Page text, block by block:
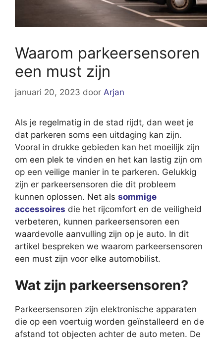
Waarom parkeersensoren
een must zijn
januari 20, 2023 door Arjan
Als je regelmatig in de stad rijdt, dan weet je
dat parkeren soms een uitdaging kan zijn.
Vooral in drukke gebieden kan het moeilijk zijn
om een plek te vinden en het kan lastig zijn om
op een veilige manier in te parkeren. Gelukkig
zijn er parkeersensoren die dit probleem
kunnen oplossen. Net als sommige
accessoires die het rijcomfort en de veiligheid
verbeteren, kunnen parkeersensoren een
waardevolle aanvulling zijn op je auto. In dit
artikel bespreken we waarom parkeersensoren
een must zijn voor elke automobilist.
Wat zijn parkeersensoren?
Parkeersensoren zijn elektronische apparaten
die op een voertuig worden geïnstalleerd en de
afstand tot objecten achter de auto meten. De